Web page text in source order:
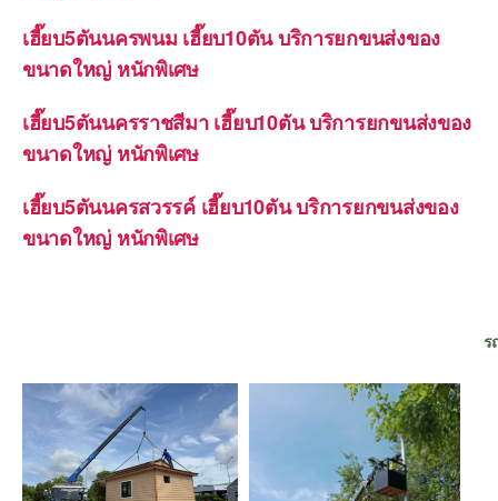
เฮี๊ยบ5ตันนครพนม เฮี๊ยบ10ตัน บริการยกขนส่งของ
ขนาดใหญ่ หนักพิเศษ
เฮี๊ยบ5ตันนครราชสีมา เฮี๊ยบ10ตัน บริการยกขนส่งของ
ขนาดใหญ่ หนักพิเศษ
เฮี๊ยบ5ตันนครสวรรค์ เฮี๊ยบ10ตัน บริการยกขนส่งของ
ขนาดใหญ่ หนักพิเศษ
ร